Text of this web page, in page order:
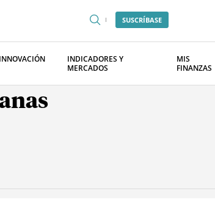
SUSCRÍBASE
INNOVACIÓN
INDICADORES Y
MERCADOS
MIS
FINANZAS